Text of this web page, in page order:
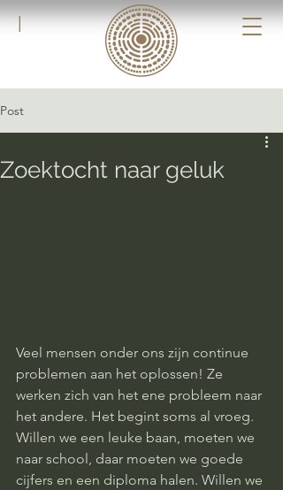
|
Post
Zoektocht naar geluk
Veel mensen onder ons zijn continue
problemen aan het oplossen! Ze
werken zich van het ene probleem naar
het andere. Het begint soms al vroeg.
Willen we een leuke baan, moeten we
naar school, daar moeten we goede
cijfers en een diploma halen. Willen we